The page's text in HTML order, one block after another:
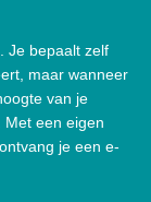
Je bepaalt zelf
maar wanneer
van je
een eigen
je een e-